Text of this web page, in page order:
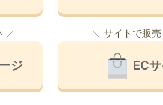
ジ
サイトで販
EC